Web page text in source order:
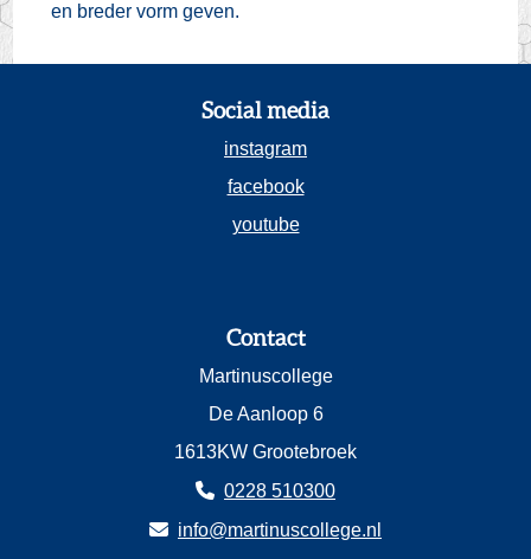
en breder vorm geven.
Social media
instagram
facebook
youtube
Contact
Martinuscollege
De Aanloop 6
1613KW Grootebroek
0228 510300
info@martinuscollege.nl